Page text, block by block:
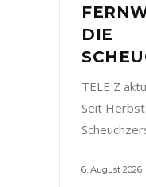
DIE
TELE Z
Seit
6. August 2026